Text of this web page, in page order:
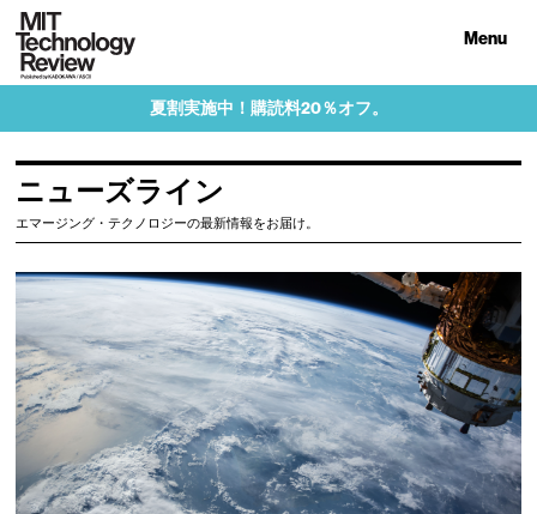
Menu
夏割実施中！購読料20％オフ。
ニューズライン
エマージング・テクノロジーの最新情報をお届け。